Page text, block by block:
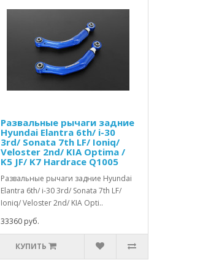
Развальные рычаги задние
Hyundai Elantra 6th/ i-30
3rd/ Sonata 7th LF/ Ioniq/
Veloster 2nd/ KIA Optima /
K5 JF/ K7 Hardrace Q1005
Развальные рычаги задние Hyundai
Elantra 6th/ i-30 3rd/ Sonata 7th LF/
Ioniq/ Veloster 2nd/ KIA Opti..
33360 руб.
КУПИТЬ